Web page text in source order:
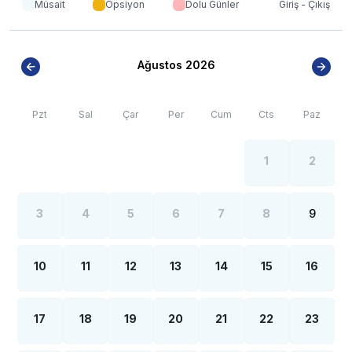
Müsait Opsiyon Dolu Günler Giriş - Çıkış
Ağustos 2026
Pzt Sal Çar Per Cum Cts Paz
1 2
3 4 5 6 7 8 9
10 11 12 13 14 15 16
17 18 19 20 21 22 23